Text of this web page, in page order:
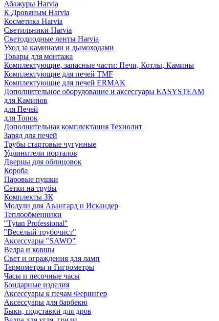
Абажуры Harvia
К Дровяным Harvia
Косметика Harvia
Светильники Harvia
Светодиодные ленты Harvia
Уход за каминами и дымоходами
Товары для монтажа
Комплектующие, запасные части: Печи, Котлы, Камины
Комплектующие для печей TMF
Комплектующие для печей ERMAK
Дополнительное оборудование и аксессуары EASYSTEAM
для Каминов
для Печей
для Топок
Дополнительная комплектация Технолит
Заряд для печей
Трубы стартовые чугунные
Удлинители порталов
Дверцы для облицовок
Короба
Паровые пушки
Сетки на трубы
Комплекты ЗК
Модули для Авангард и Искандер
Теплообменники
"Tytan Professional"
"Весёлый трубочист"
Аксессуары "SAWO"
Ведра и ковшы
Свет и ограждения для ламп
Термометры и Гигрометры
Часы и песочные часы
Бондарные изделия
Аксессуары к печам Ферингер
Аксессуары для барбекю
Быки, подставки для дров